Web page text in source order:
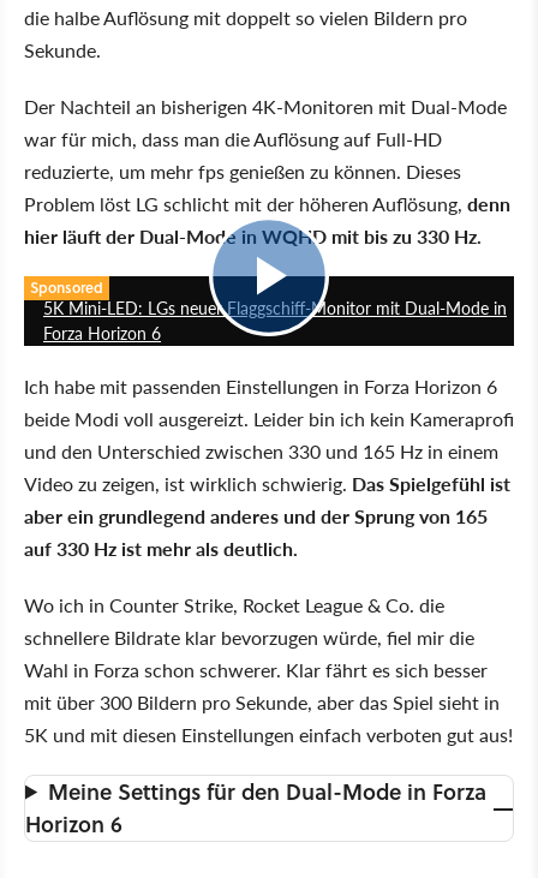
die halbe Auflösung mit doppelt so vielen Bildern pro
Sekunde.
Der Nachteil an bisherigen 4K-Monitoren mit Dual-Mode
war für mich, dass man die Auflösung auf Full-HD
reduzierte, um mehr fps genießen zu können. Dieses
Problem löst LG schlicht mit der höheren Auflösung, denn
hier läuft der Dual-Mode in WQHD mit bis zu 330 Hz.
Sponsored
5K Mini-LED: LGs neuer Flaggschiff-Monitor mit Dual-Mode in
Forza Horizon 6
Ich habe mit passenden Einstellungen in Forza Horizon 6
beide Modi voll ausgereizt. Leider bin ich kein Kameraprofi
und den Unterschied zwischen 330 und 165 Hz in einem
Video zu zeigen, ist wirklich schwierig. Das Spielgefühl ist
aber ein grundlegend anderes und der Sprung von 165
auf 330 Hz ist mehr als deutlich.
Wo ich in Counter Strike, Rocket League & Co. die
schnellere Bildrate klar bevorzugen würde, fiel mir die
Wahl in Forza schon schwerer. Klar fährt es sich besser
mit über 300 Bildern pro Sekunde, aber das Spiel sieht in
5K und mit diesen Einstellungen einfach verboten gut aus!
Meine Settings für den Dual-Mode in Forza
Horizon 6